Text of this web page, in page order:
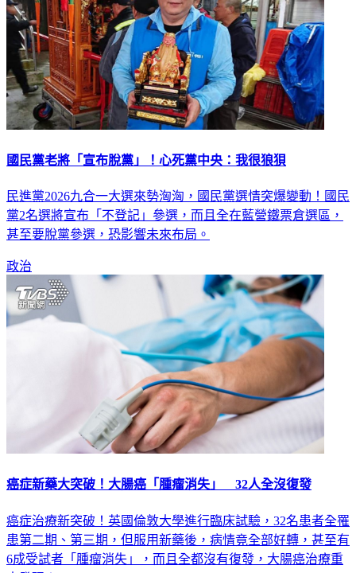
國民黨老將「宣布脫黨」！心死黨中央：我很狼狽
民進黨2026九合一大選來勢洶洶，國民黨選情突爆變動！國民
黨2名選將宣布「不登記」參選，而且全在藍營鐵票倉選區，
甚至要脫黨參選，恐影響未來布局。
政治
癌症新藥大突破！大腸癌「腫瘤消失」 32人全沒復發
癌症治療新突破！英國倫敦大學進行臨床試驗，32名患者全罹
患第二期、第三期，但服用新藥後，病情竟全部好轉，甚至有
6成受試者「腫瘤消失」，而且全都沒有復發，大腸癌治療重